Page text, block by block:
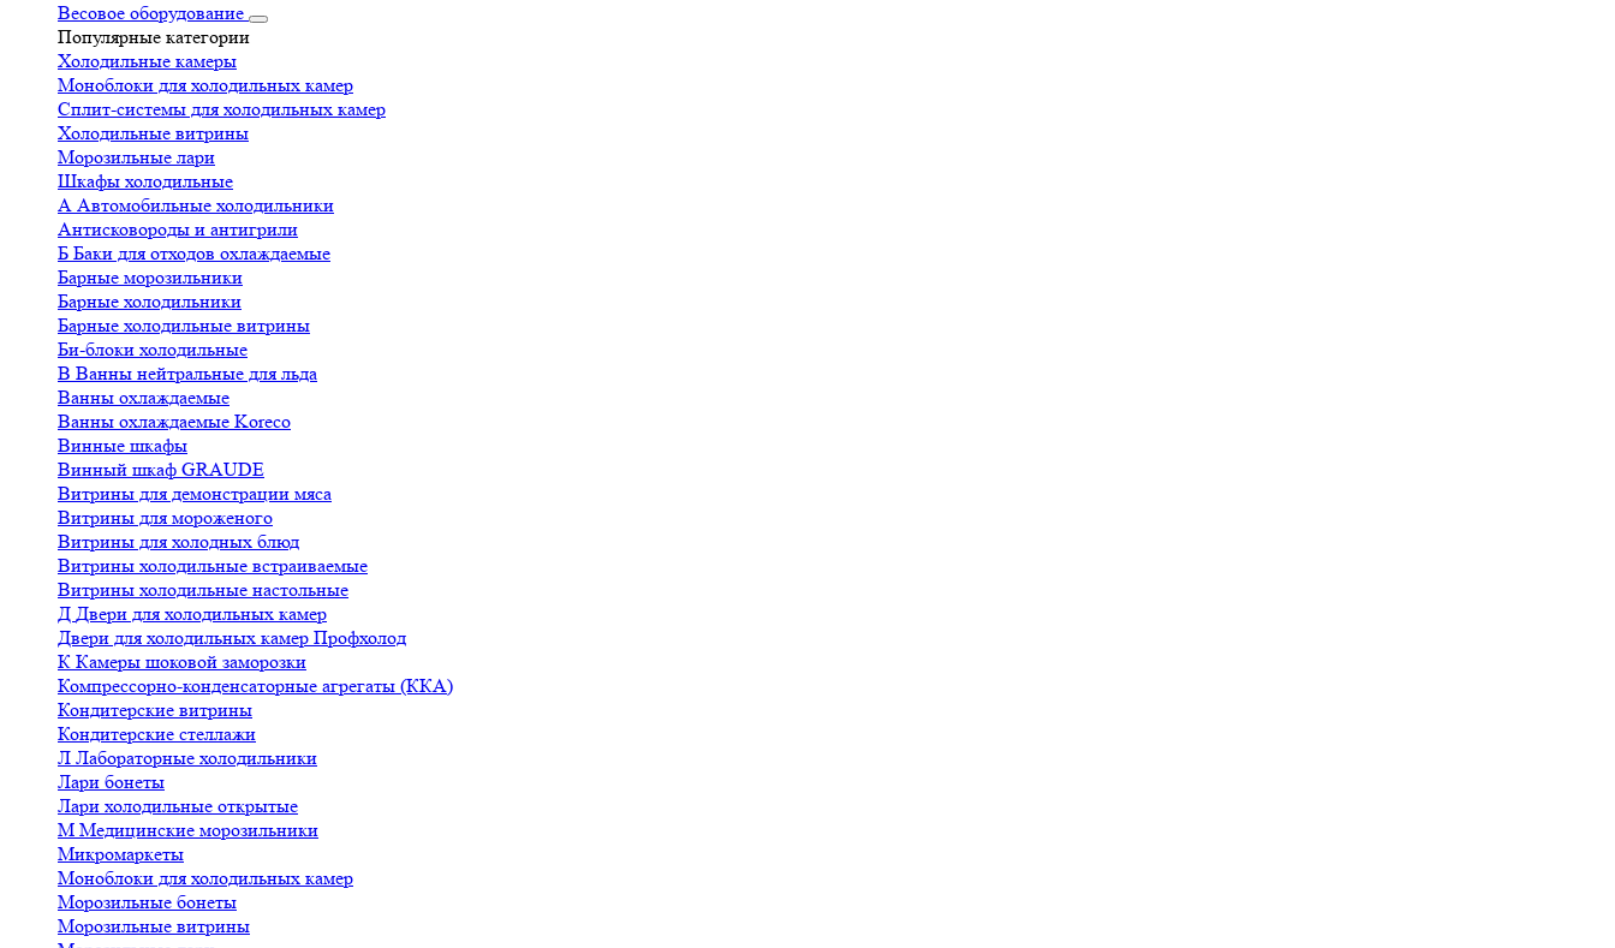
Весовое оборудование
Популярные категории
Холодильные камеры
Моноблоки для холодильных камер
Сплит-системы для холодильных камер
Холодильные витрины
Морозильные лари
Шкафы холодильные
А Автомобильные холодильники
Антисковороды и антигрили
Б Баки для отходов охлаждаемые
Барные морозильники
Барные холодильники
Барные холодильные витрины
Би-блоки холодильные
В Ванны нейтральные для льда
Ванны охлаждаемые
Ванны охлаждаемые Koreco
Винные шкафы
Винный шкаф GRAUDE
Витрины для демонстрации мяса
Витрины для мороженого
Витрины для холодных блюд
Витрины холодильные встраиваемые
Витрины холодильные настольные
Д Двери для холодильных камер
Двери для холодильных камер Профхолод
К Камеры шоковой заморозки
Компрессорно-конденсаторные агрегаты (ККА)
Кондитерские витрины
Кондитерские стеллажи
Л Лабораторные холодильники
Лари бонеты
Лари холодильные открытые
М Медицинские морозильники
Микромаркеты
Моноблоки для холодильных камер
Морозильные бонеты
Морозильные витрины